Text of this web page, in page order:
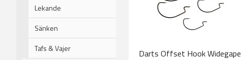
Lekande
Sänken
Tafs & Vajer
Darts Offset Hook Widegape